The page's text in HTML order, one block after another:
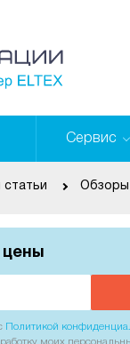
Сервис
статьи Обзоры
цены
Политикой
моих